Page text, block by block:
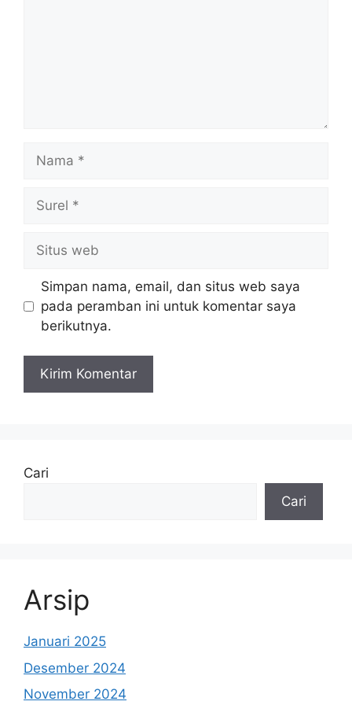
web
Simpan nama, email, dan situs web saya
pada peramban ini untuk komentar saya
berikutnya.
Cari
Cari
Arsip
Januari 2025
Desember 2024
November 2024